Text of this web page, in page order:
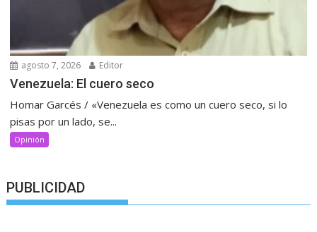
agosto 7, 2026 Editor
Venezuela: El cuero seco
Homar Garcés / «Venezuela es como un cuero seco, si lo
pisas por un lado, se...
Opinión
PUBLICIDAD